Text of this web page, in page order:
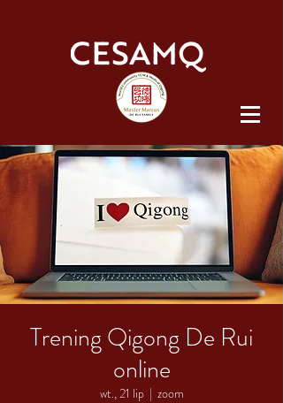
Trening Qigong De Rui
online
wt., 21 lip
  |
zoom